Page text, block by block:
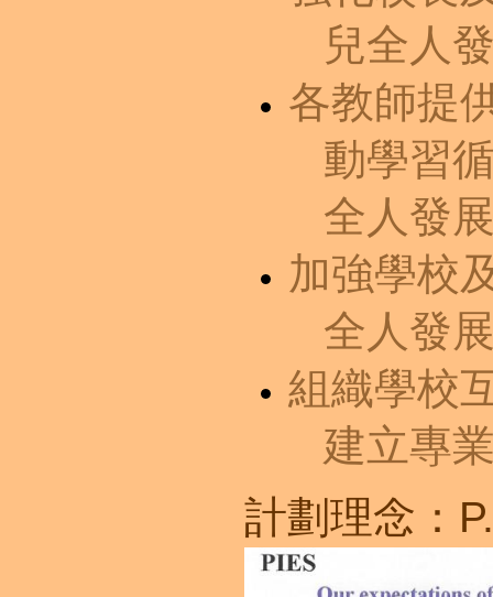
兒全人
各教師提
動學習
全人發
加強學校
全人發
組織學校
建立專
計劃理念：